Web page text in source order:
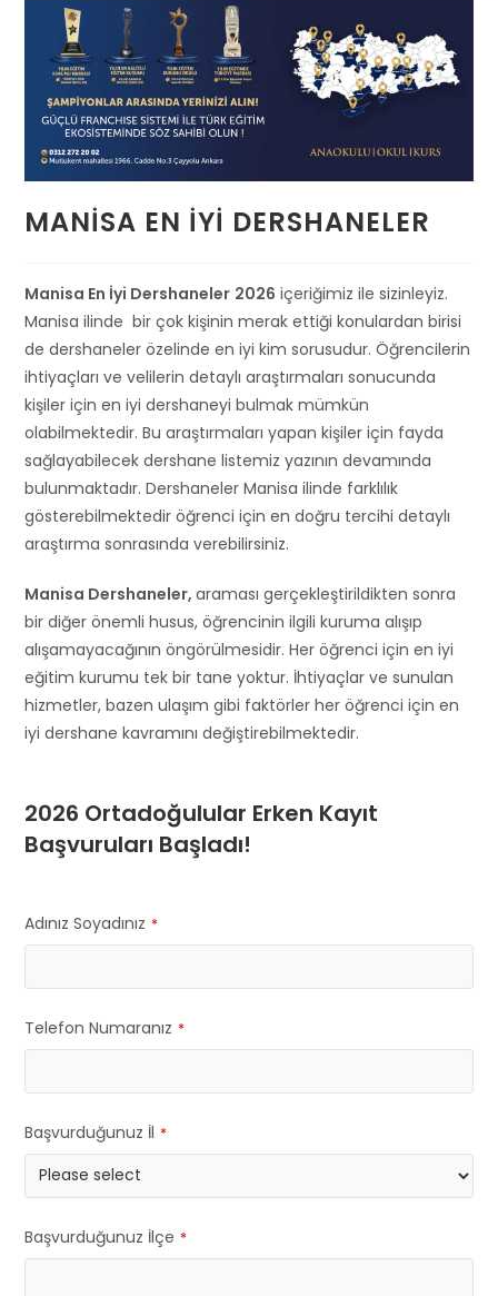
MANISA EN İYI DERSHANELER
Manisa En İyi Dershaneler 2026 içeriğimiz ile sizinleyiz.
Manisa ilinde bir çok kişinin merak ettiği konulardan birisi
de dershaneler özelinde en iyi kim sorusudur. Öğrencilerin
ihtiyaçları ve velilerin detaylı araştırmaları sonucunda
kişiler için en iyi dershaneyi bulmak mümkün
olabilmektedir. Bu araştırmaları yapan kişiler için fayda
sağlayabilecek dershane listemiz yazının devamında
bulunmaktadır. Dershaneler Manisa ilinde farklılık
gösterebilmektedir öğrenci için en doğru tercihi detaylı
araştırma sonrasında verebilirsiniz.
Manisa Dershaneler,araması gerçekleştirildikten sonra
bir diğer önemli husus, öğrencinin ilgili kuruma alışıp
alışamayacağının öngörülmesidir. Her öğrenci için en iyi
eğitim kurumu tek bir tane yoktur. İhtiyaçlar ve sunulan
hizmetler, bazen ulaşım gibi faktörler her öğrenci için en
iyi dershane kavramını değiştirebilmektedir.
2026 Ortadoğulular Erken Kayıt
Başvuruları Başladı!
Adınız Soyadınız *
Telefon Numaranız *
Başvurduğunuz İl *
Başvurduğunuz İlçe *